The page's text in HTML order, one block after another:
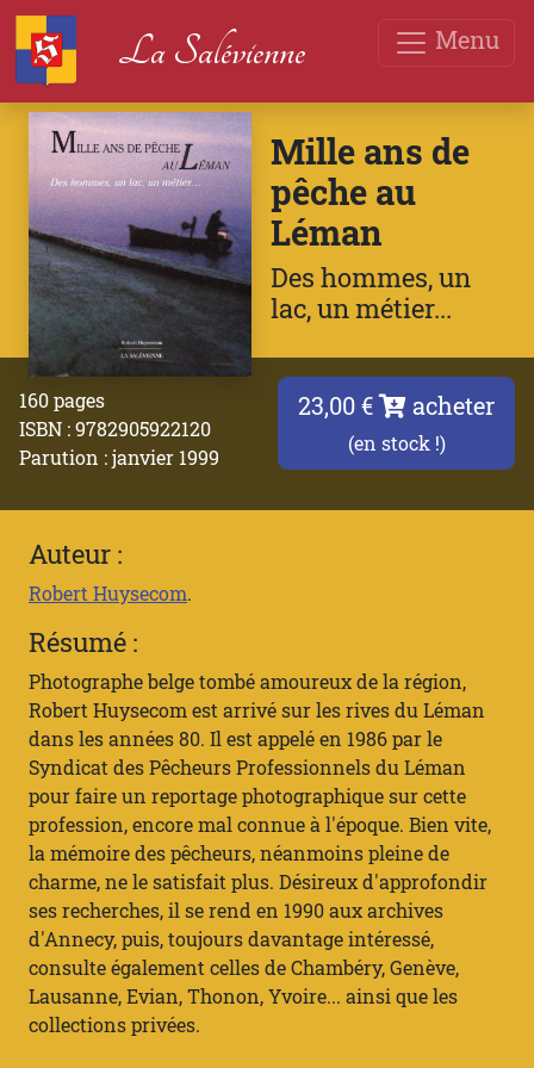
Menu
La Salévienne
Mille ans de
pêche au
Léman
Des hommes, un
lac, un métier...
23,00 € acheter
(en stock !)
160 pages
ISBN : 9782905922120
Parution : janvier 1999
Auteur :
Robert Huysecom.
Résumé :
Photographe belge tombé amoureux de la région,
Robert Huysecom est arrivé sur les rives du Léman
dans les années 80. Il est appelé en 1986 par le
Syndicat des Pêcheurs Professionnels du Léman
pour faire un reportage photographique sur cette
profession, encore mal connue à l'époque. Bien vite,
la mémoire des pêcheurs, néanmoins pleine de
charme, ne le satisfait plus. Désireux d'approfondir
ses recherches, il se rend en 1990 aux archives
d'Annecy, puis, toujours davantage intéressé,
consulte également celles de Chambéry, Genève,
Lausanne, Evian, Thonon, Yvoire... ainsi que les
collections privées.